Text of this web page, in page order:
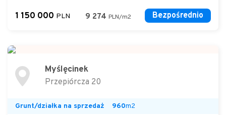
1 150 000 PLN 9 274 PLN/m2 Bezpośrednio
Myślęcinek
Przepiórcza 20
Grunt/działka na sprzedaż 960m2